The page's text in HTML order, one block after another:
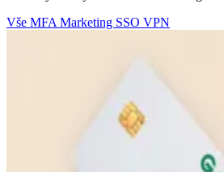
Vše MFA Marketing SSO VPN